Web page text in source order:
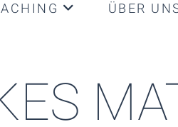
ÜBER